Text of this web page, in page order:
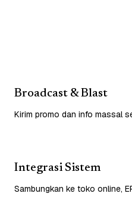
Broadcast & Blast
Kirim promo dan info massal
Integrasi Sistem
Sambungkan ke toko online,